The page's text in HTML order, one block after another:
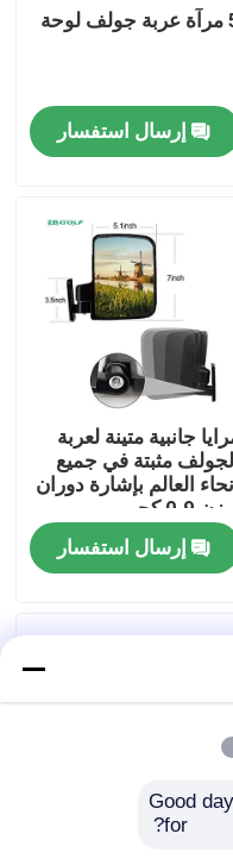
لوحة
إرسال استفسار
جانبية متينة لعربة
الجولف مثبتة في جميع
أنحاء العالم بإشارة دوران
بوزن 0.9 كجم
إرسال استفسار
Good
for?